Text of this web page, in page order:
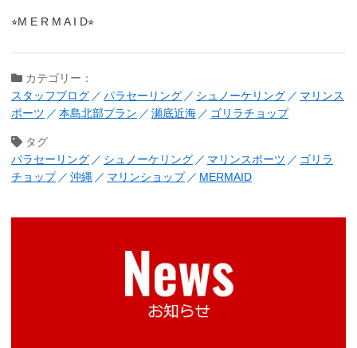
⭐︎M E R M A I D⭐︎
カテゴリー：
スタッフブログ
パラセーリング シュノーケリング
マリンス
ポーツ
本島北部プラン 瀬底近海 ゴリラチョップ
タグ
パラセーリング
シュノーケリング マリンスポーツ
ゴリラ
チョップ
沖縄 マリンショップ MERMAID